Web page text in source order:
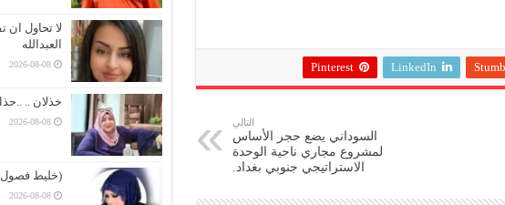
LinkedIn
Pinterest
التالي
السوداني يضع حجر الأساس
لمشروع مجاري ناحية الوحدة
الاستراتيجي جنوبي بغداد.
لا تحاول ان
العبدالله
2026-08-08
خذلان ..
2026-08-08
(خليط
2026-08-08